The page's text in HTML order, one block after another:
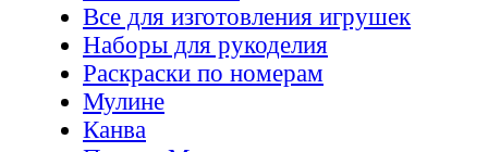
Все для изготовления игрушек
Наборы для рукоделия
Раскраски по номерам
Мулине
Канва